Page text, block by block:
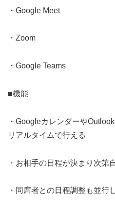
・Google Meet
・Zoom
・Google Teams
■機能
・Googleカレンダーや
リアルタイムで行える
・お相手の日程が決まり次第
・同席者との日程調整も並行